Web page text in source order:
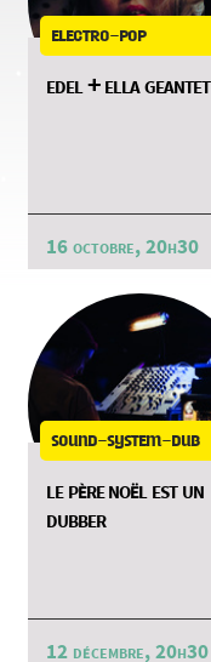
electro-pop
edel + ella geantet
16 octobre, 20h30
sound-system-dub
le père noël est un
dubber
12 décembre, 20h30